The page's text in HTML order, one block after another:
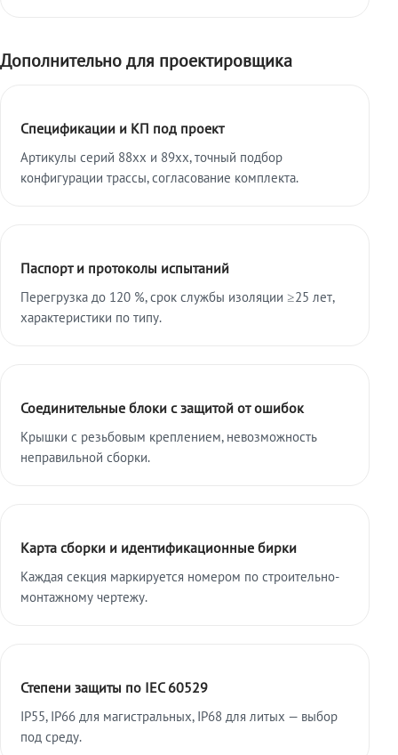
Дополнительно для проектировщика
Спецификации и КП под проект
Артикулы серий 88xx и 89xx, точный подбор
конфигурации трассы, согласование комплекта.
Паспорт и протоколы испытаний
Перегрузка до 120 %, срок службы изоляции ≥25 лет,
характеристики по типу.
Соединительные блоки с защитой от ошибок
Крышки с резьбовым креплением, невозможность
неправильной сборки.
Карта сборки и идентификационные бирки
Каждая секция маркируется номером по строительно-
монтажному чертежу.
Степени защиты по IEC 60529
IP55, IP66 для магистральных, IP68 для литых — выбор
под среду.